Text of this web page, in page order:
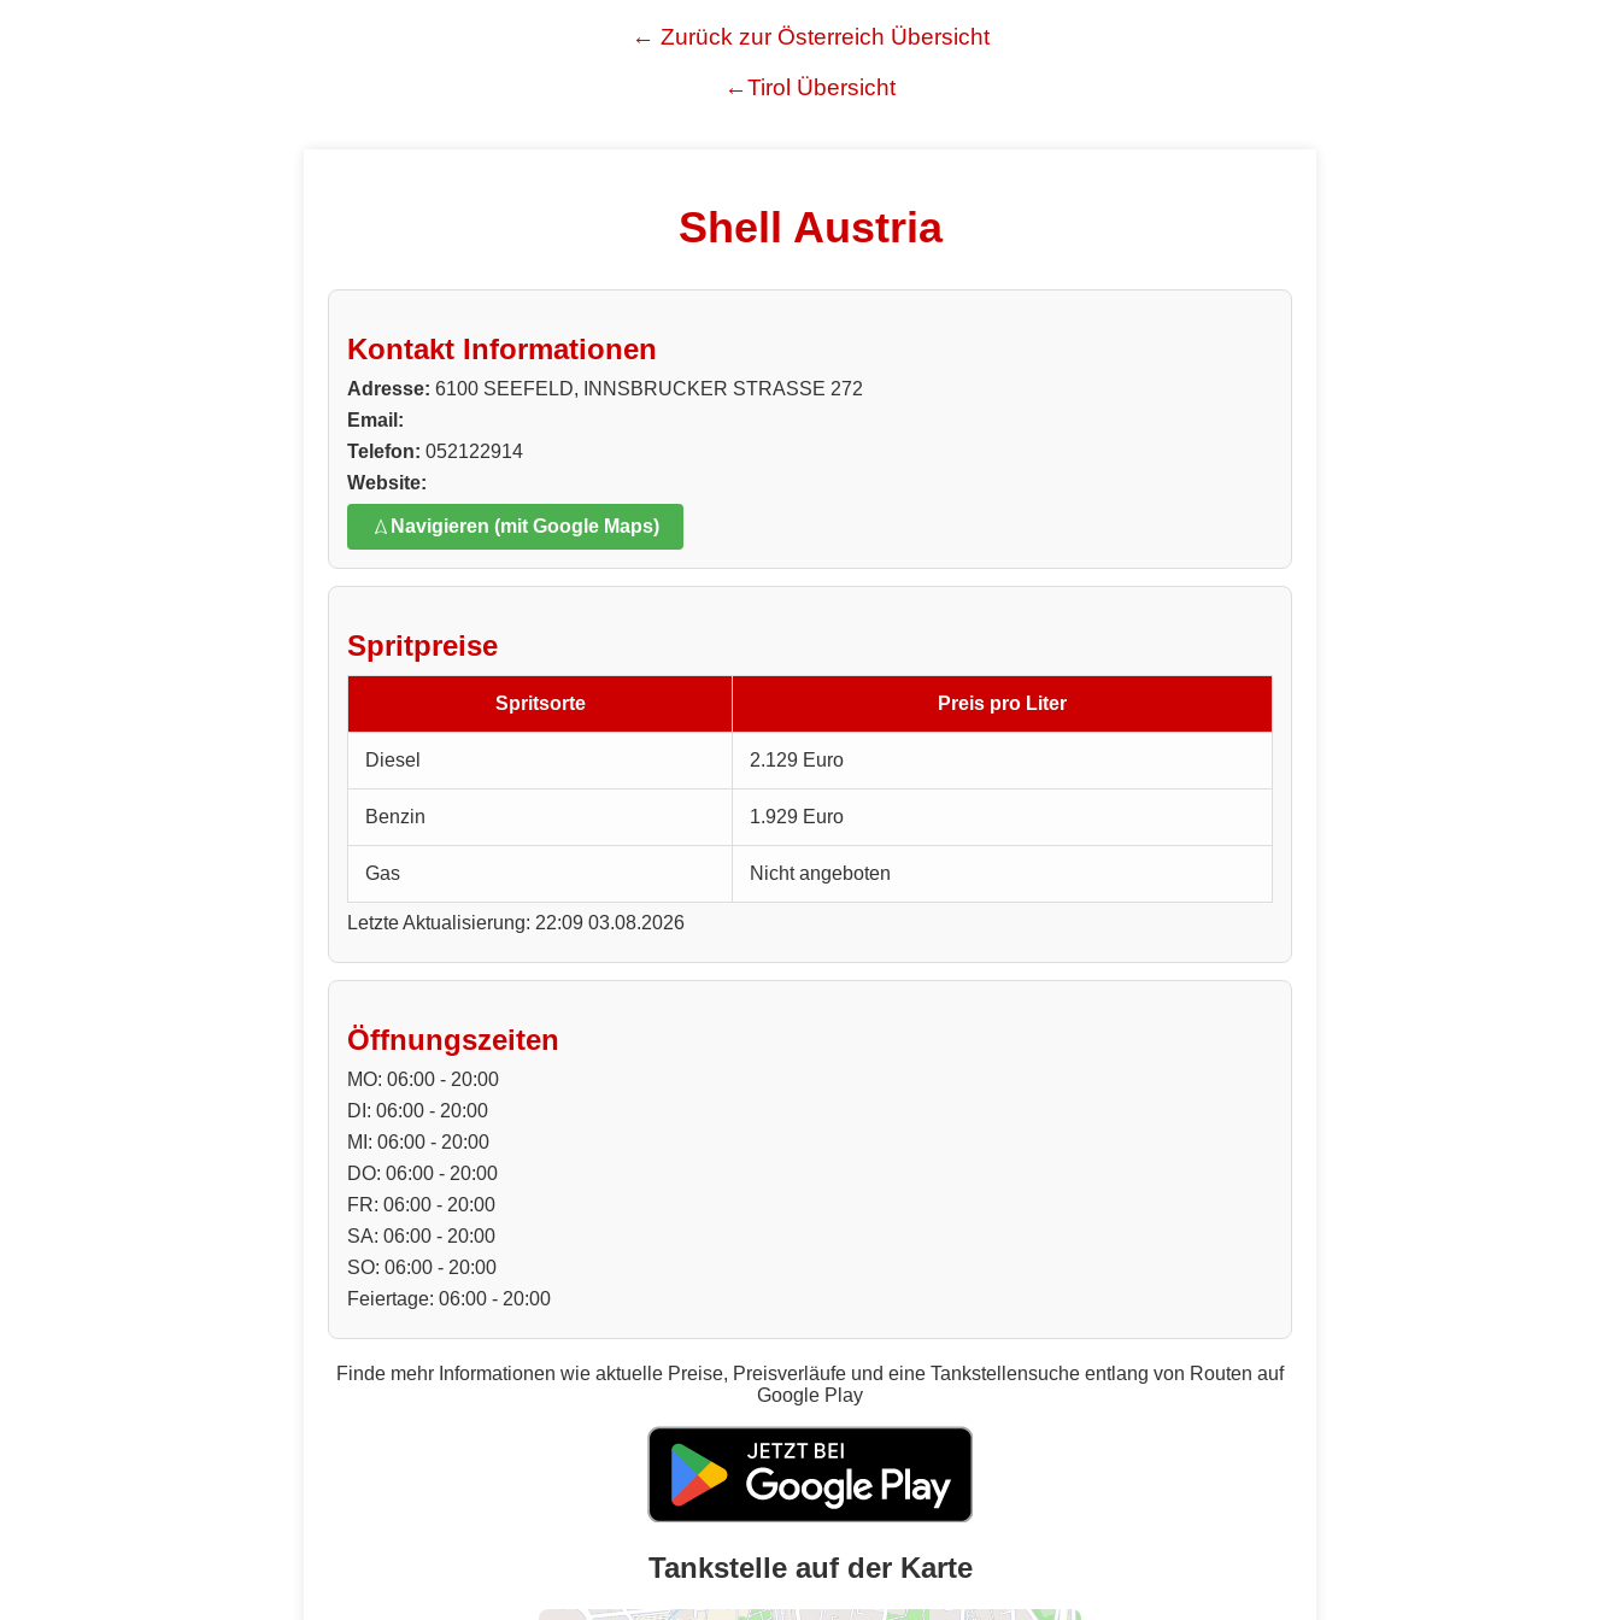
← Zurück zur Österreich Übersicht
←Tirol Übersicht
Shell Austria
Kontakt Informationen
Adresse: 6100 SEEFELD, INNSBRUCKER STRASSE 272
Email:
Telefon: 052122914
Website:
Navigieren (mit Google Maps)
Spritpreise
Spritsorte Preis pro Liter
Diesel 2.129 Euro
Benzin 1.929 Euro
Gas Nicht angeboten
Letzte Aktualisierung: 22:09 03.08.2026
Öffnungszeiten
MO: 06:00 - 20:00
DI: 06:00 - 20:00
MI: 06:00 - 20:00
DO: 06:00 - 20:00
FR: 06:00 - 20:00
SA: 06:00 - 20:00
SO: 06:00 - 20:00
Feiertage: 06:00 - 20:00
Finde mehr Informationen wie aktuelle Preise, Preisverläufe und eine Tankstellensuche entlang von Routen auf
Google Play
Tankstelle auf der Karte